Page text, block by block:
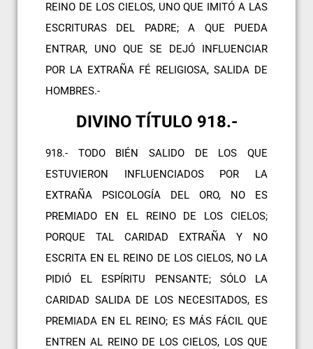
REINO DE LOS CIELOS, UNO QUE IMITÓ A LAS
ESCRITURAS DEL PADRE; A QUE PUEDA
ENTRAR, UNO QUE SE DEJÓ INFLUENCIAR
POR LA EXTRAÑA FÉ RELIGIOSA, SALIDA DE
HOMBRES.-
DIVINO TÍTULO 918.-
918.- TODO BIÉN SALIDO DE LOS QUE
ESTUVIERON INFLUENCIADOS POR LA
EXTRAÑA PSICOLOGÍA DEL ORO, NO ES
PREMIADO EN EL REINO DE LOS CIELOS;
PORQUE TAL CARIDAD EXTRAÑA Y NO
ESCRITA EN EL REINO DE LOS CIELOS, NO LA
PIDIÓ EL ESPÍRITU PENSANTE; SÓLO LA
CARIDAD SALIDA DE LOS NECESITADOS, ES
PREMIADA EN EL REINO; ES MÁS FÁCIL QUE
ENTREN AL REINO DE LOS CIELOS, LOS QUE